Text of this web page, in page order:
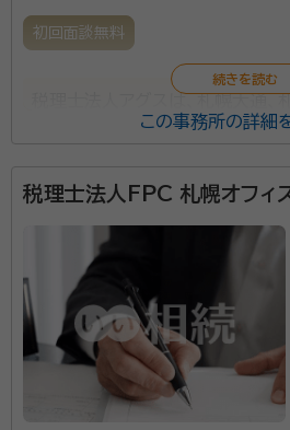
初回面談無料
に展開する税理士法人です。主な
助成金のサポートをしています。
で、相続税に関することや相続後
可能です。 また、生前贈与の対策や各種相続手続き、相
続に伴う不動産の取得や売却など
のお手伝いをしています。
この事務所の詳細
税理士法人FPC 札幌オフィ